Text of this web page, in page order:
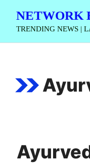
NETWORK
TRENDING NEWS |